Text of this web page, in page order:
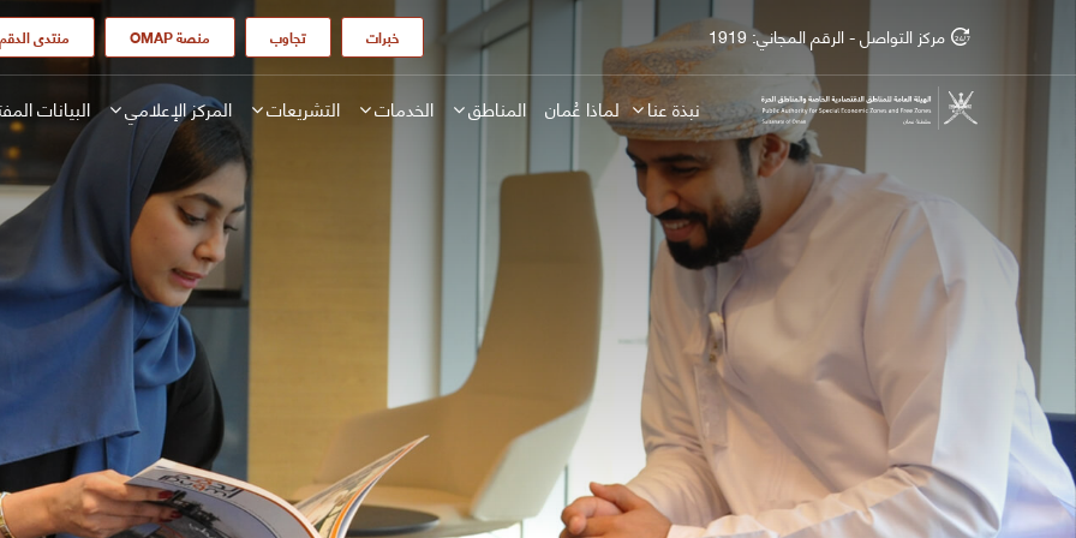
مركز التواصل - الرقم المجاني: 1919 خبراتLINK OPENS IN A NEW WINDOW تجاوبLINK OPENS IN A NEW WINDOW OMAP منصة LINK OPENS IN A NEW WINDOW منتدى
نبذة عنا لماذا عُمان المناطق الخدمات التشريعات المركز الإعلامي البيانات